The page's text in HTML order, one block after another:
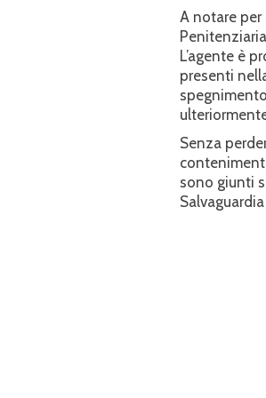
​A notare
L’agente è
presenti
​Senza
sono giunti